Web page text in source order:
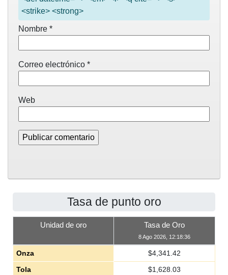
<strike> <strong>
Nombre *
Correo electrónico *
Web
Tasa de punto oro
Unidad de oro Tasa de Oro
8 Ago 2026, 12:18:36
Onza $4,341.42
Tola
$1,628.03